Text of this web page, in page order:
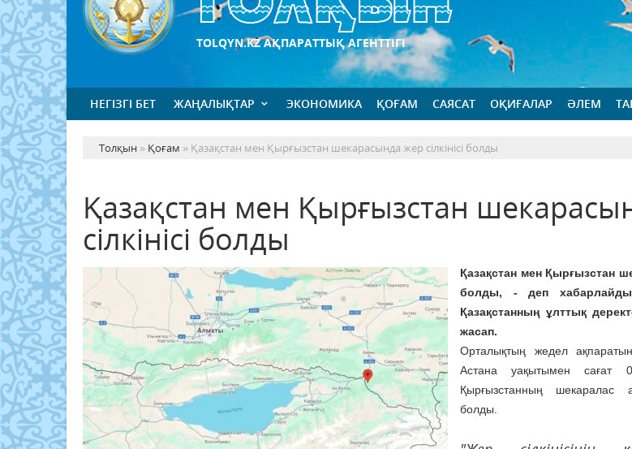
TOLQYN.KZ АҚПАРАТТЫҚ АГЕНТТІГІ
НЕГІЗГІ БЕТ ЖАҢАЛЫҚТАР ЭКОНОМИКА ҚОҒАМ САЯСАТ ОҚИҒАЛАР ӘЛЕМ
Толқын » Қоғам » Қазақстан мен Қырғызстан шекарасында жер сілкінісі болды
Қазақстан мен Қырғызстан
сілкінісі болды
Қазақстан мен Қырғызстан
болды, - деп
Қазақстанның ұлттық
жасап.
Орталықтың жедел
Астана уақытымен сағат
Қырғызстанның шекаралас
болды.